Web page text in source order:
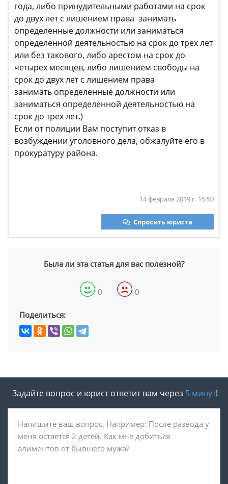
года, либо принудительными работами на срок
до двух лет с лишением права занимать
определенные должности или заниматься
определенной деятельностью на срок до трех лет
или без такового, либо арестом на срок до
четырех месяцев, либо лишением свободы на
срок до двух лет с лишением права
занимать определенные должности или
заниматься определенной деятельностью на
срок до трех лет.)
Если от полиции Вам поступит отказ в
возбуждении уголовного дела, обжалуйте его в
прокуратуру района.
14 февраля 2019 г. 15:50
Спросить юриста
Была ли эта статья для вас полезной?
0 0
Поделиться:
Задайте вопрос и юрист ответит вам через 5 минут!